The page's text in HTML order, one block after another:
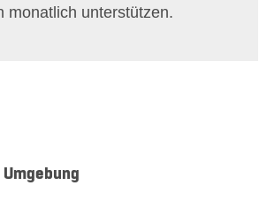
monatlich unterstützen.